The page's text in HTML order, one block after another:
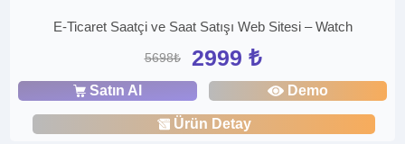
E-Ticaret Saatçi ve Saat Satışı Web Sitesi – Watch
5698₺ 2999 ₺
Satın Al Demo
Ürün Detay